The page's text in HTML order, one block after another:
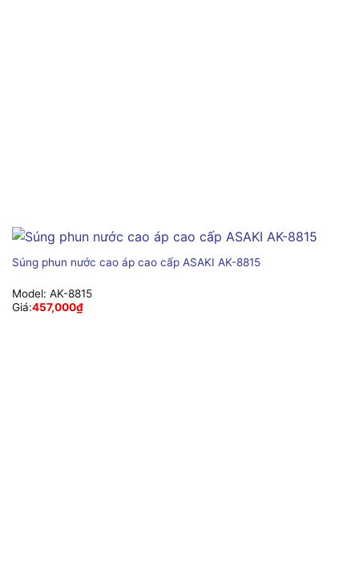
Súng phun nước cao áp cao cấp ASAKI AK-8815
Model: AK-8815
Giá:457,000₫